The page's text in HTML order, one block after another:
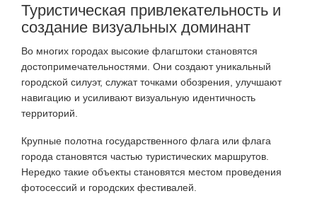
Туристическая привлекательность и
создание визуальных доминант
Во многих городах высокие флагштоки становятся
достопримечательностями. Они создают уникальный
городской силуэт, служат точками обозрения, улучшают
навигацию и усиливают визуальную идентичность
территорий.
Крупные полотна государственного флага или флага
города становятся частью туристических маршрутов.
Нередко такие объекты становятся местом проведения
фотосессий и городских фестивалей.